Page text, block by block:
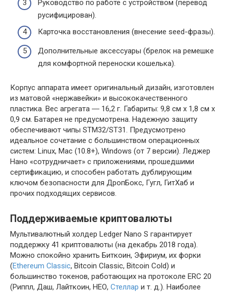
Руководство по работе с устройством (перевод
русифицирован).
Карточка восстановления (внесение seed-фразы).
Дополнительные аксессуары (брелок на ремешке
для комфортной переноски кошелька).
Корпус аппарата имеет оригинальный дизайн, изготовлен
из матовой «нержавейки» и высококачественного
пластика. Вес агрегата ― 16,2 г. Габариты: 9,8 см х 1,8 см х
0,9 см. Батарея не предусмотрена. Надежную защиту
обеспечивают чипы STM32/ST31. Предусмотрено
идеальное сочетание с большинством операционных
систем: Linux, Mac (10.8+), Windows (от 7 версии). Леджер
Нано «сотрудничает» с приложениями, прошедшими
сертификацию, и способен работать дублирующим
ключом безопасности для ДропБокс, Гугл, ГитХаб и
прочих подходящих сервисов.
Поддерживаемые криптовалюты
Мультивалютный холдер Ledger Nano S гарантирует
поддержку 41 криптовалюты (на декабрь 2018 года).
Можно спокойно хранить Биткоин, Эфириум, их форки
(Ethereum Classic, Bitcoin Classic, Bitcoin Cold) и
большинство токенов, работающих на протоколе ERC 20
(Риппл, Даш, Лайткоин, НЕО, Стеллар и т. д.). Наиболее